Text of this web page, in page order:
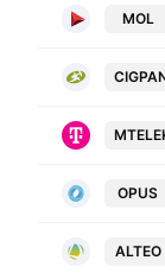
MOL
OPUS
ALTEO